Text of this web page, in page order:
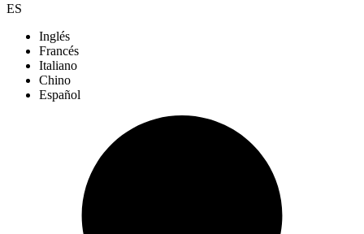
ES
Inglés
Francés
Italiano
Chino
Español